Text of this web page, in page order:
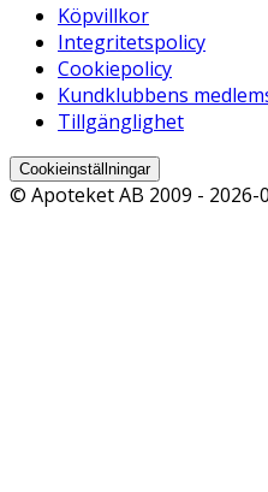
Köpvillkor
Integritetspolicy
Cookiepolicy
Kundklubbens
Tillgänglighet
Cookieinställningar
© Apoteket AB 2009 - 2026-